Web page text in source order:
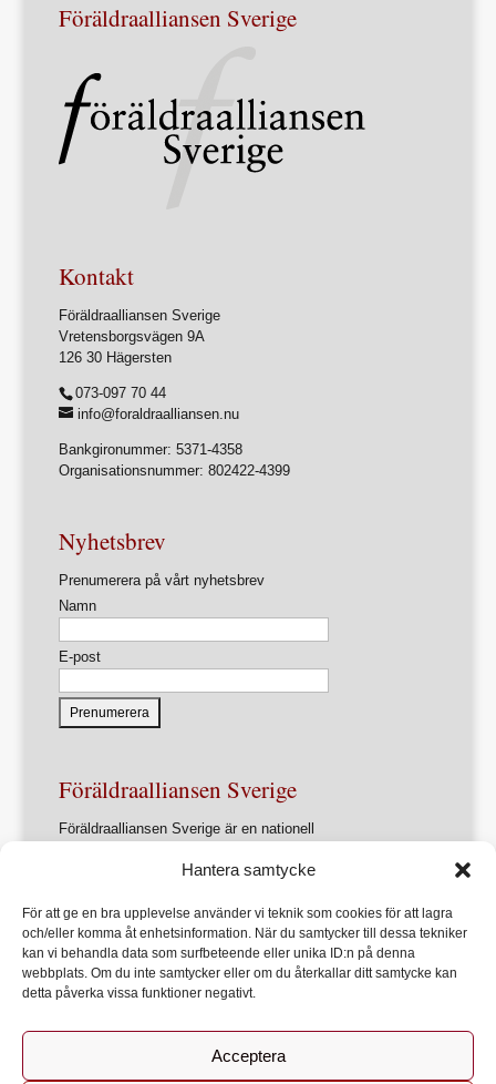
Hantera samtycke
För att ge en bra upplevelse använder vi teknik som cookies för att lagra
och/eller komma åt enhetsinformation. När du samtycker till dessa tekniker
kan vi behandla data som surfbeteende eller unika ID:n på denna
webbplats. Om du inte samtycker eller om du återkallar ditt samtycke kan
detta påverka vissa funktioner negativt.
Acceptera
Föräldraalliansen Sverige
Kontakt
Föräldraalliansen Sverige
Vretensborgsvägen 9A
126 30 Hägersten
073-097 70 44
info@foraldraalliansen.nu
Bankgironummer: 5371-4358
Organisationsnummer: 802422-4399
Nyhetsbrev
Prenumerera på vårt nyhetsbrev
Namn
E-post
Föräldraalliansen Sverige
Föräldraalliansen Sverige är en nationell
föräldrasammanslutningar.
Förbundets övergripande ändamål är att ur ett
föräldraperspektiv verka för en utveckling av samhället
som främjar varje barns allsidiga utveckling, lärande och
hälsa
Om Föräldraalliansen